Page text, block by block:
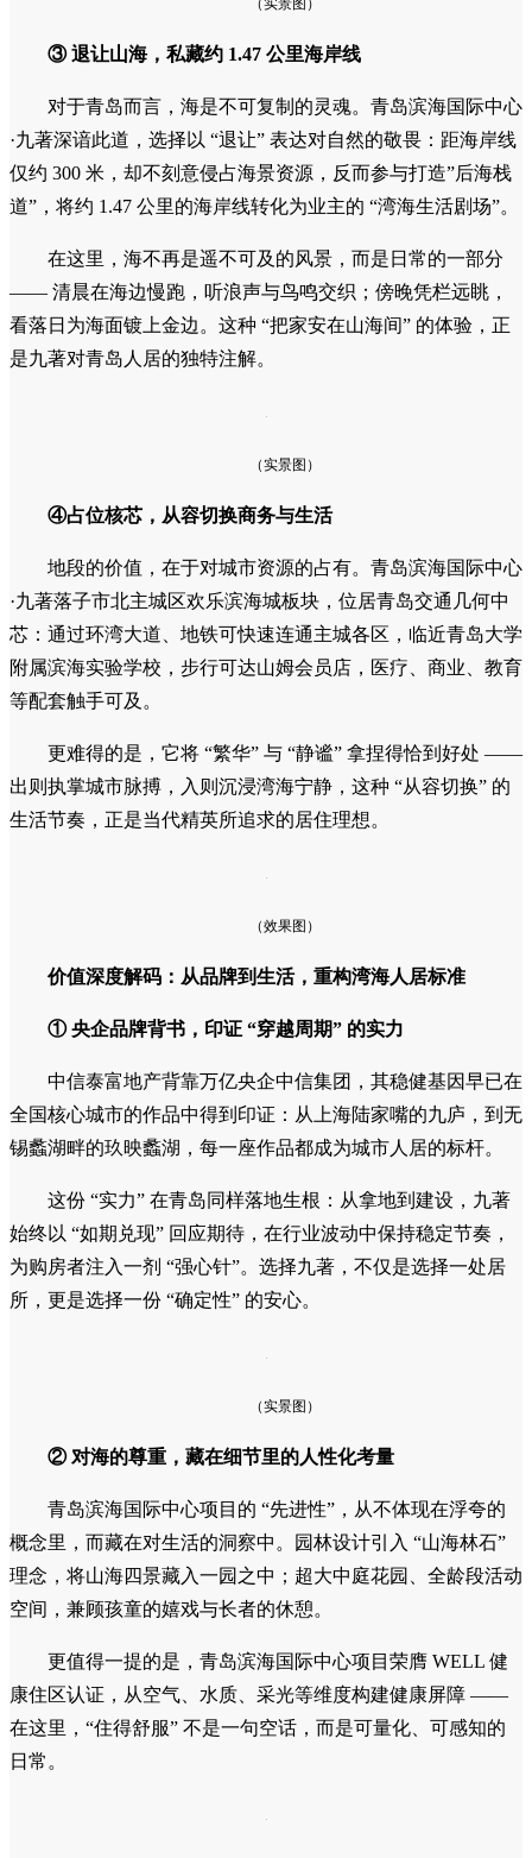
（实景图）
③退让山海，私藏约 1.47 公里海岸线
对于青岛而言，海是不可复制的灵魂。青岛滨海国际中心
·九著深谙此道，选择以 “退让” 表达对自然的敬畏：距海岸线
仅约 300 米，却不刻意侵占海景资源，反而参与打造”后海栈
道”，将约 1.47 公里的海岸线转化为业主的 “湾海生活剧场”。
在这里，海不再是遥不可及的风景，而是日常的一部分
—— 清晨在海边慢跑，听浪声与鸟鸣交织；傍晚凭栏远眺，
看落日为海面镀上金边。这种 “把家安在山海间” 的体验，正
是九著对青岛人居的独特注解。
（实景图）
④占位核芯 ，从容切换商务与生活
地段的价值，在于对城市资源的占有。青岛滨海国际中心
·九著落子市北主城区欢乐滨海城板块，位居青岛交通几何中
芯：通过环湾大道、地铁可快速连通主城各区，临近青岛大学
附属滨海实验学校，步行可达山姆会员店，医疗、商业、教育
等配套触手可及。
更难得的是，它将 “繁华” 与 “静谧” 拿捏得恰到好处 ——
出则执掌城市脉搏，入则沉浸湾海宁静，这种 “从容切换” 的
生活节奏，正是当代精英所追求的居住理想。
（效果图）
价值深度解码：从品牌到生活，重构湾海人居标准
① 央企品牌背书，印证 “穿越周期” 的实力
中信泰富地产背靠万亿央企中信集团，其稳健基因早已在
全国核心城市的作品中得到印证：从上海陆家嘴的九庐，到无
锡蠡湖畔的玖映蠡湖，每一座作品都成为城市人居的标杆。
这份 “实力” 在青岛同样落地生根：从拿地到建设，九著
始终以 “如期兑现” 回应期待，在行业波动中保持稳定节奏，
为购房者注入一剂 “强心针”。选择九著，不仅是选择一处居
所，更是选择一份 “确定性” 的安心。
（实景图）
② 对海的尊重，藏在细节里的人性化考量
青岛滨海国际中心项目的 “先进性”，从不体现在浮夸的
概念里，而藏在对生活的洞察中。园林设计引入 “山海林石”
理念，将山海四景藏入一园之中；超大中庭花园、全龄段活动
空间，兼顾孩童的嬉戏与长者的休憩。
更值得一提的是，青岛滨海国际中心项目荣膺 WELL 健
康住区认证，从空气、水质、采光等维度构建健康屏障 ——
在这里，“住得舒服” 不是一句空话，而是可量化、可感知的
日常。